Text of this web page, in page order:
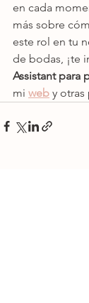
en cada
más sobre
este rol en tu
de bodas, ¡te
Assistant para
mi web y otras